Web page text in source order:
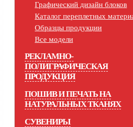
Графический дизайн блоков
Каталог переплетных
Образцы продукции
Все модели
РЕКЛАМНО-
ПОЛИГРАФИЧЕСКАЯ
ПРОДУКЦИЯ
ПОШИВ И ПЕЧАТЬ НА
НАТУРАЛЬНЫХ ТКАНЯХ
СУВЕНИРЫ